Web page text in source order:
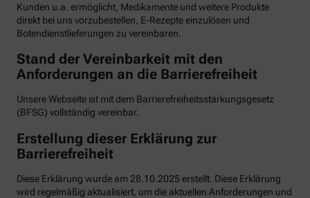
Kunden u.a. ermöglicht, Medikamente und weitere Produkte
direkt bei uns vorzubestellen, E-Rezepte einzulösen und
Botendienstlieferungen zu vereinbaren.
Stand der Vereinbarkeit mit den
Anforderungen an die Barrierefreiheit
Unsere Webseite ist mit dem Barrierefreiheitsstärkungsgesetz
(BFSG) vollständig vereinbar.
Erstellung dieser Erklärung zur
Barrierefreiheit
Diese Erklärung wurde am 28.10.2025 erstellt. Diese Erklärung
wird regelmäßig aktualisiert, um die aktuellen Anforderungen und